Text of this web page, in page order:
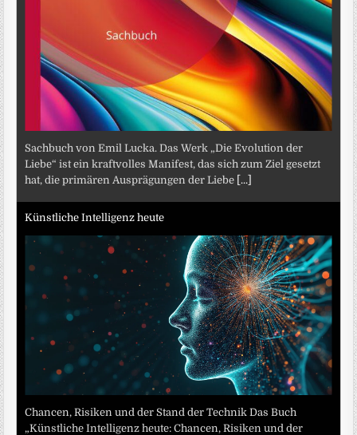
Sachbuch von Emil Lucka. Das Werk „Die Evolution der
Liebe“ ist ein kraftvolles Manifest, das sich zum Ziel gesetzt
hat, die primären Ausprägungen der Liebe [...]
Künstliche Intelligenz heute
Chancen, Risiken und der Stand der Technik Das Buch
„Künstliche Intelligenz heute: Chancen, Risiken und der